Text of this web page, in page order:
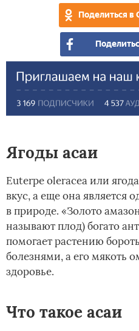
Поделиться в
Ягоды асаи
Euterpe oleracea или
вкус, а еще она является
в природе. «Золото
называют плод) богато
помогает растению
болезнями, а его мякоть
здоровье.
Что такое асаи